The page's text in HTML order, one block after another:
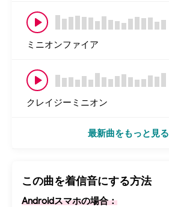
ミニオンファイア
クレイジーミニオン
最新曲をもっと見る
この曲を着信音にする方法
Androidスマホの場合：